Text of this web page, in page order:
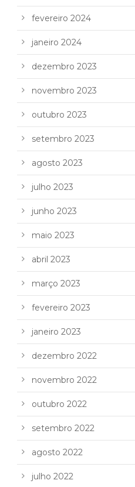
fevereiro 2024
janeiro 2024
dezembro 2023
novembro 2023
outubro 2023
setembro 2023
agosto 2023
julho 2023
junho 2023
maio 2023
abril 2023
março 2023
fevereiro 2023
janeiro 2023
dezembro 2022
novembro 2022
outubro 2022
setembro 2022
agosto 2022
julho 2022